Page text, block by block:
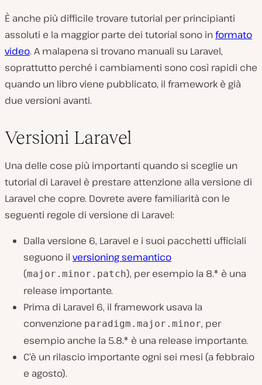
È anche più difficile trovare tutorial per principianti
assoluti e la maggior parte dei tutorial sono informato
video. A malapena si trovano manuali su Laravel,
soprattutto perché i cambiamenti sono così rapidi che
quando un libro viene pubblicato, il framework è già
due versioni avanti.
Versioni Laravel
Una delle cose più importanti quando si sceglie un
tutorial di Laravel è prestare attenzione alla versione di
Laravel che copre. Dovrete avere familiarità con le
seguenti regole di versione di Laravel:
Dalla versione 6, Laravel e i suoi pacchetti ufficiali
seguono il versioning semantico
(major.minor.patch), per esempio la 8.* è una
release importante.
Prima di Laravel 6, il framework usava la
convenzione paradigm.major.minor, per
esempio anche la 5.8.* è una release importante.
C’è un rilascio importante ogni sei mesi (a febbraio
e agosto).